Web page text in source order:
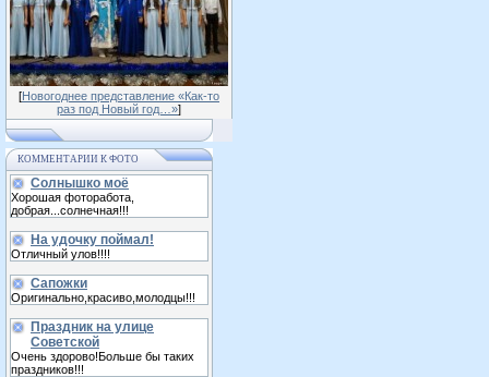
[Новогоднее представление «Как-то
раз под Новый год…»]
КОММЕНТАРИИ К ФОТО
Солнышко моё
Хорошая фоторабота,
добрая...солнечная!!!
На удочку поймал!
Отличный улов!!!!
Сапожки
Оригинально,красиво,молодцы!!!
Праздник на улице
Советской
Очень здорово!Больше бы таких
праздников!!!